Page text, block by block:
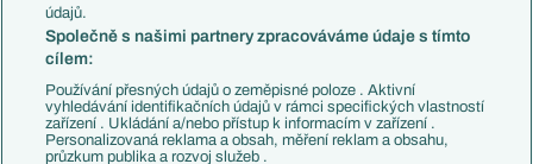
Chelsea FC
Manchester United
AC Milán
Juventus FC
Bayern Mnichov
FC Barcelona
Real Madrid
údajů.
Společně s našimi partnery zpracováváme údaje s tímto
cílem:
Používání přesných údajů o zeměpisné poloze . Aktivní
vyhledávání identifikačních údajů v rámci specifických vlastností
zařízení . Ukládání a/nebo přístup k informacím v zařízení .
Personalizovaná reklama a obsah, měření reklam a obsahu,
průzkum publika a rozvoj služeb .